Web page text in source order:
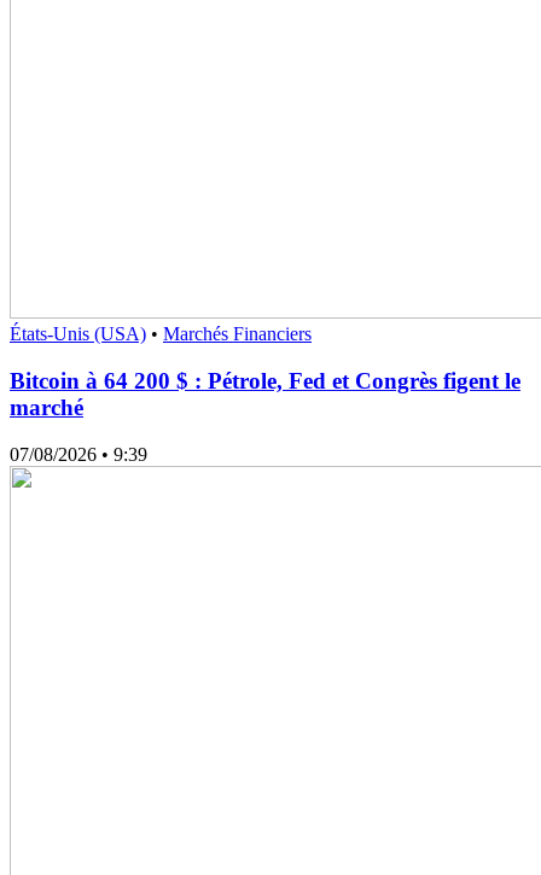
États-Unis (USA) • Marchés Financiers
Bitcoin à 64 200 $ : Pétrole, Fed et Congrès figent le
marché
07/08/2026 • 9:39